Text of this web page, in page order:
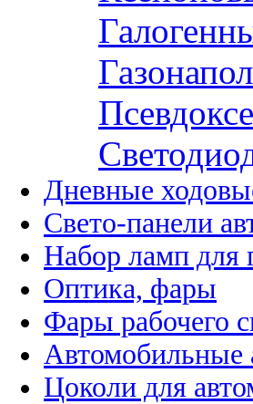
Дневные
Свето-панели
Набор ламп для
Оптика, фары
Фары рабочего
Автомобильные
Цоколи для